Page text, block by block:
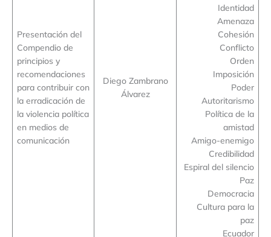
Presentación del
Compendio de
principios y
recomendaciones
para contribuir con
la erradicación de
la violencia política
en medios de
comunicación
Diego Zambrano
Álvarez
Identidad
Amenaza
Cohesión
Conflicto
Orden
Imposición
Poder
Autoritarismo
Política de la
amistad
Amigo-enemigo
Credibilidad
Espiral del silencio
Paz
Democracia
Cultura para la
paz
Ecuador